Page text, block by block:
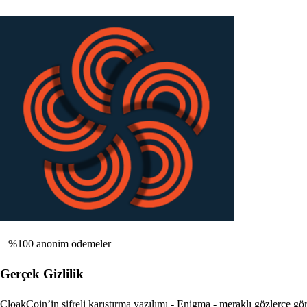
%100 anonim ödemeler
Gerçek Gizlilik
CloakCoin’in şifreli karıştırma yazılımı - Enigma - meraklı gözlerce